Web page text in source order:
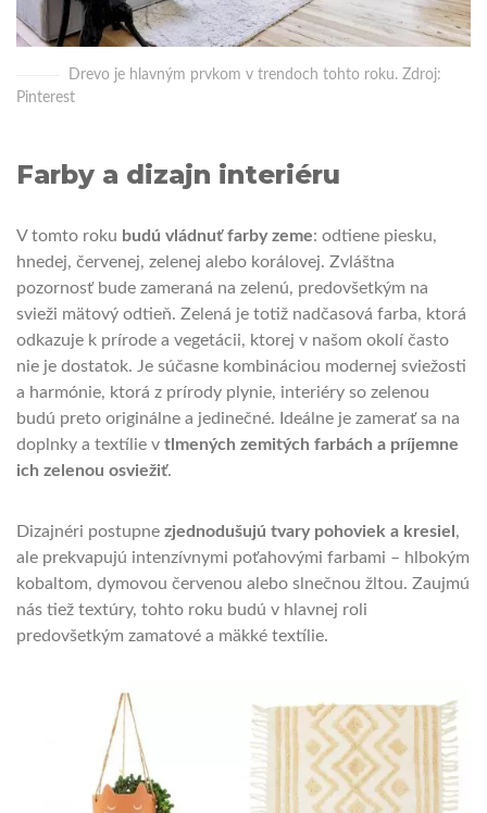
Drevo je hlavným prvkom v trendoch tohto roku. Zdroj:
Pinterest
Farby a dizajn interiéru
V tomto roku budú vládnuť farby zeme: odtiene piesku,
hnedej, červenej, zelenej alebo korálovej. Zvláštna
pozornosť bude zameraná na zelenú, predovšetkým na
svieži mätový odtieň. Zelená je totiž nadčasová farba, ktorá
odkazuje k prírode a vegetácii, ktorej v našom okolí často
nie je dostatok. Je súčasne kombináciou modernej sviežosti
a harmónie, ktorá z prírody plynie, interiéry so zelenou
budú preto originálne a jedinečné. Ideálne je zamerať sa na
doplnky a textílie v tlmených zemitých farbách a príjemne
ich zelenou osviežiť.
Dizajnéri postupne zjednodušujú tvary pohoviek a kresiel ,
ale prekvapujú intenzívnymi poťahovými farbami – hlbokým
kobaltom, dymovou červenou alebo slnečnou žltou. Zaujmú
nás tiež textúry, tohto roku budú v hlavnej roli
predovšetkým zamatové a mäkké textílie.